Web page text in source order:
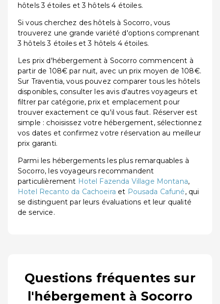
hôtels 3 étoiles et 3 hôtels 4 étoiles.
Si vous cherchez des hôtels à Socorro, vous
trouverez une grande variété d'options comprenant
3 hôtels 3 étoiles et 3 hôtels 4 étoiles.
Les prix d'hébergement à Socorro commencent à
partir de 108€ par nuit, avec un prix moyen de 108€.
Sur Traventia, vous pouvez comparer tous les hôtels
disponibles, consulter les avis d'autres voyageurs et
filtrer par catégorie, prix et emplacement pour
trouver exactement ce qu'il vous faut. Réserver est
simple : choisissez votre hébergement, sélectionnez
vos dates et confirmez votre réservation au meilleur
prix garanti.
Parmi les hébergements les plus remarquables à
Socorro, les voyageurs recommandent
particulièrement Hotel Fazenda Village Montana,
Hotel Recanto da Cachoeira et Pousada Cafuné, qui
se distinguent par leurs évaluations et leur qualité
de service.
Questions fréquentes sur
l'hébergement à Socorro